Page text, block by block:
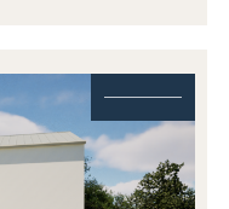
────